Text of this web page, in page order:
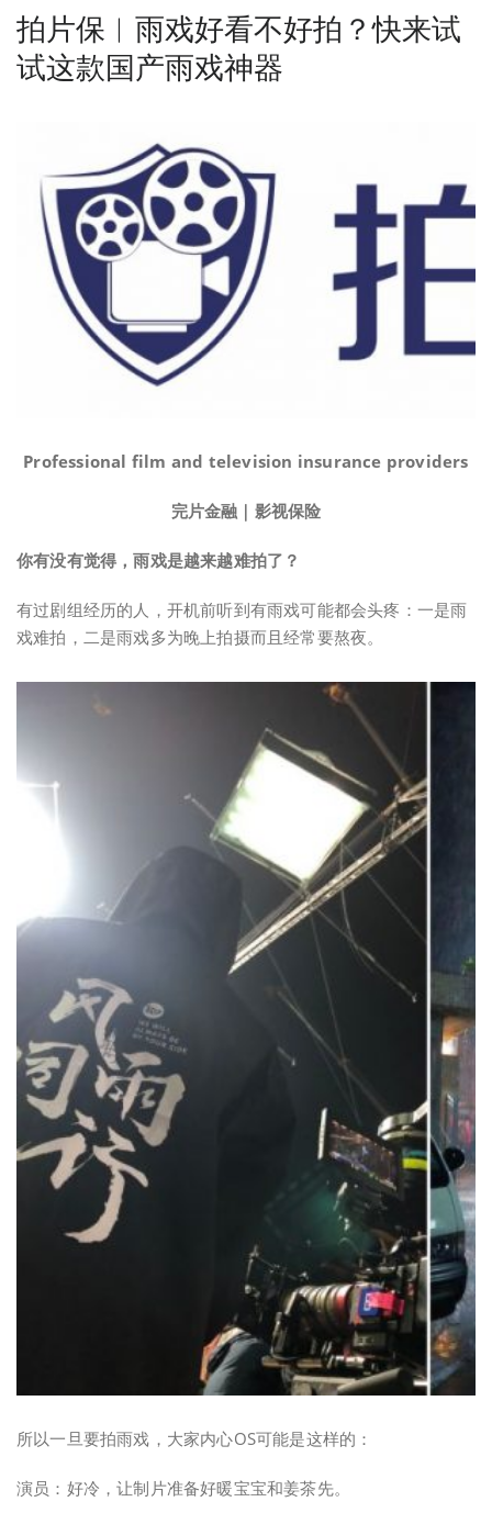
拍片保︱雨戏好看不好拍？快来试
试这款国产雨戏神器
Professional film and television insurance providers
完片金融｜影视保险
你有没有觉得，雨戏是越来越难拍了？
有过剧组经历的人，开机前听到有雨戏可能都会头疼：一是雨
戏难拍，二是雨戏多为晚上拍摄而且经常要熬夜。
所以一旦要拍雨戏，大家内心OS可能是这样的：
演员：好冷，让制片准备好暖宝宝和姜茶先。